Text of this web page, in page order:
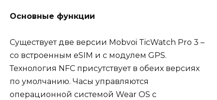
Основные функции
Существует две версии Mobvoi TicWatch Pro 3 –
со встроенным eSIM и с модулем GPS.
Технология NFC присутствует в обеих версиях
по умолчанию. Часы управляются
операционной системой Wear OS с